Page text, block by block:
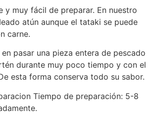
y muy fácil de preparar. En nuestro
atún aunque el tataki se puede
carne.
pasar una pieza entera de pescado
durante muy poco tiempo y con el
esta forma conserva todo su sabor.
Tiempo de preparación: 5-8